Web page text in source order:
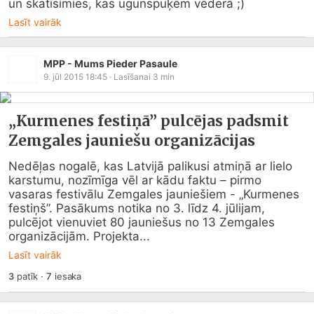
un skatīsimies, kas ugunspuķēm vēderā ;)
Lasīt vairāk
MPP - Mums Pieder Pasaule
9. jūl 2015 18:45 · Lasīšanai 3 min
„Kurmenes festiņā” pulcējas padsmit
Zemgales jauniešu organizācijas
Nedēļas nogalē, kas Latvijā palikusi atmiņā ar lielo
karstumu, nozīmīga vēl ar kādu faktu – pirmo
vasaras festivālu Zemgales jauniešiem - „Kurmenes
festiņš”. Pasākums notika no 3. līdz 4. jūlijam,
pulcējot vienuviet 80 jauniešus no 13 Zemgales
organizācijām. Projekta...
Lasīt vairāk
3patīk ·7 iesaka